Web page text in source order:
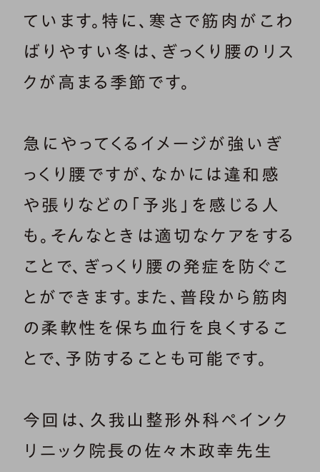
ています。特に、寒さで筋肉がこわ
ばりやすい冬は、ぎっくり腰のリス
クが高まる季節です。
急にやってくるイメージが強いぎ
っくり腰ですが、なかには違和感
や張りなどの「予兆」を感じる人
も。そんなときは適切なケアをする
ことで、ぎっくり腰の発症を防ぐこ
とができます。また、普段から筋肉
の柔軟性を保ち血行を良くするこ
とで、予防することも可能です。
今回は、久我山整形外科ペインク
リニック院長の佐々木政幸先生